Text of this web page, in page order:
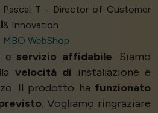
Pascal T - Director of Customer
& Innovation
MBO WebShop
e servizio affidabile. Siamo
velocità di installazione e
Il prodotto ha funzionato
. Vogliamo ringraziare